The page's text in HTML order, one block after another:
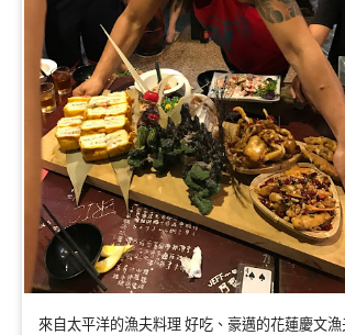
來自太平洋的漁夫料理 好吃、豪邁的花蓮慶文